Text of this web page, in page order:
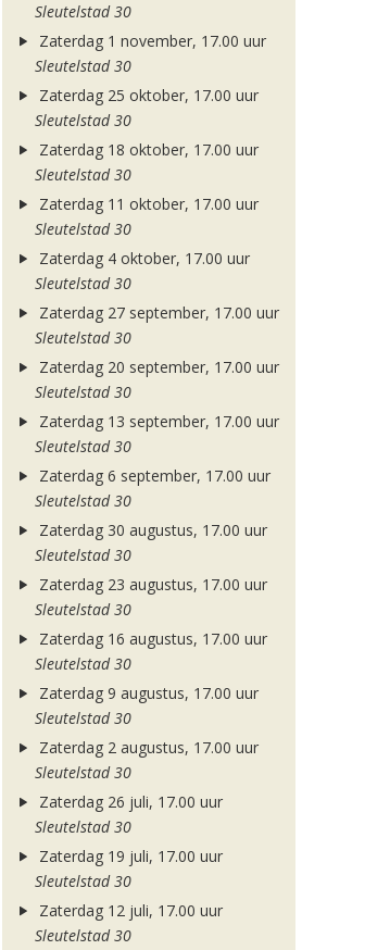
Sleutelstad 30
Zaterdag 1 november, 17.00 uur
Sleutelstad 30
Zaterdag 25 oktober, 17.00 uur
Sleutelstad 30
Zaterdag 18 oktober, 17.00 uur
Sleutelstad 30
Zaterdag 11 oktober, 17.00 uur
Sleutelstad 30
Zaterdag 4 oktober, 17.00 uur
Sleutelstad 30
Zaterdag 27 september, 17.00 uur
Sleutelstad 30
Zaterdag 20 september, 17.00 uur
Sleutelstad 30
Zaterdag 13 september, 17.00 uur
Sleutelstad 30
Zaterdag 6 september, 17.00 uur
Sleutelstad 30
Zaterdag 30 augustus, 17.00 uur
Sleutelstad 30
Zaterdag 23 augustus, 17.00 uur
Sleutelstad 30
Zaterdag 16 augustus, 17.00 uur
Sleutelstad 30
Zaterdag 9 augustus, 17.00 uur
Sleutelstad 30
Zaterdag 2 augustus, 17.00 uur
Sleutelstad 30
Zaterdag 26 juli, 17.00 uur
Sleutelstad 30
Zaterdag 19 juli, 17.00 uur
Sleutelstad 30
Zaterdag 12 juli, 17.00 uur
Sleutelstad 30